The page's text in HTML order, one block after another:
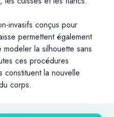
invasifs conçus pour
permettent également
la silhouette sans
ces procédures
constituent la nouvelle
corps.